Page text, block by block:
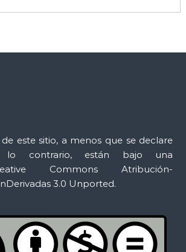
este sitio, a menos que se declare
lo contrario, están bajo una
Commons Atribución-
3.0 Unported.